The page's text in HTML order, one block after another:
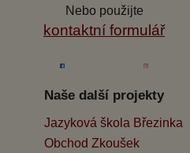
Nebo použijte
kontaktní formulář
Naše další projekty
Jazyková škola Březinka
Obchod Zkoušek